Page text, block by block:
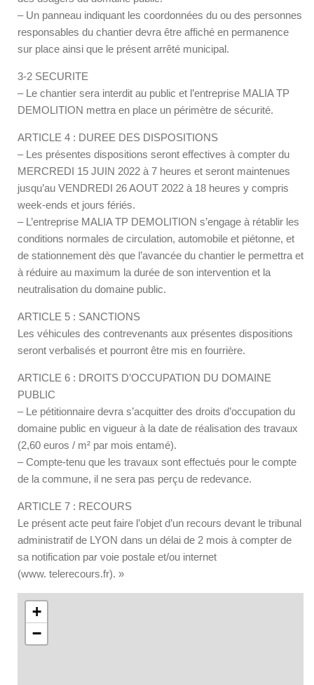
– Un panneau indiquant les coordonnées du ou des personnes
responsables du chantier devra être affiché en permanence
sur place ainsi que le présent arrêté municipal.
3-2 SECURITE
– Le chantier sera interdit au public et l’entreprise MALIA TP
DEMOLITION mettra en place un périmètre de sécurité.
ARTICLE 4 : DUREE DES DISPOSITIONS
– Les présentes dispositions seront effectives à compter du
MERCREDI 15 JUIN 2022 à 7 heures et seront maintenues
jusqu’au VENDREDI 26 AOUT 2022 à 18 heures y compris
week-ends et jours fériés.
– L’entreprise MALIA TP DEMOLITION s’engage à rétablir les
conditions normales de circulation, automobile et piétonne, et
de stationnement dès que l’avancée du chantier le permettra et
à réduire au maximum la durée de son intervention et la
neutralisation du domaine public.
ARTICLE 5 : SANCTIONS
Les véhicules des contrevenants aux présentes dispositions
seront verbalisés et pourront être mis en fourrière.
ARTICLE 6 : DROITS D’OCCUPATION DU DOMAINE
PUBLIC
– Le pétitionnaire devra s’acquitter des droits d’occupation du
domaine public en vigueur à la date de réalisation des travaux
(2,60 euros / m² par mois entamé).
– Compte-tenu que les travaux sont effectués pour le compte
de la commune, il ne sera pas perçu de redevance.
ARTICLE 7 : RECOURS
Le présent acte peut faire l’objet d’un recours devant le tribunal
administratif de LYON dans un délai de 2 mois à compter de
sa notification par voie postale et/ou internet
(www. telerecours.fr). »
+
−